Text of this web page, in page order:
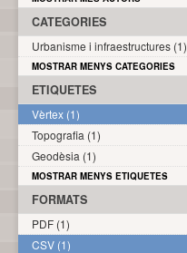
CATEGORIES
Urbanisme i infraestructures (1)
MOSTRAR MENYS CATEGORIES
ETIQUETES
Vèrtex (1)
Topografia (1)
Geodèsia (1)
MOSTRAR MENYS ETIQUETES
FORMATS
PDF (1)
CSV (1)